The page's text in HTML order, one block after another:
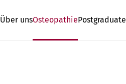
Über unsOsteopathiePostgraduate